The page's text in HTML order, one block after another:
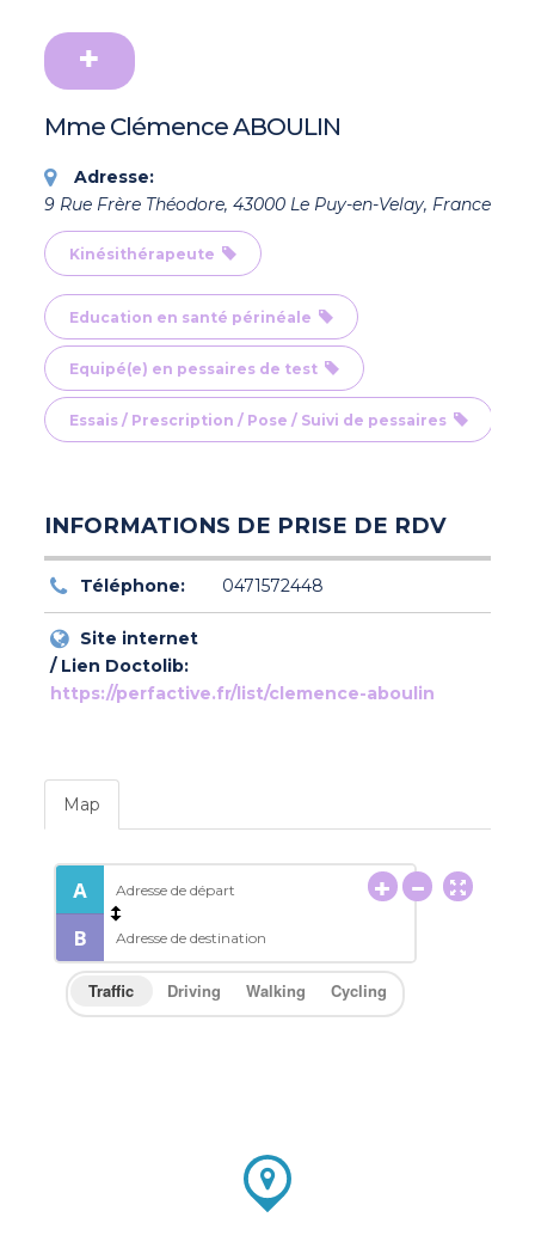
Mme Clémence ABOULIN
Adresse:
9 Rue Frère Théodore, 43000 Le Puy-en-Velay, France
Kinésithérapeute
Education en santé périnéale
Equipé(e) en pessaires de test
Essais / Prescription / Pose / Suivi de pessaires
INFORMATIONS DE PRISE DE RDV
Téléphone: 0471572448
Site internet
/ Lien Doctolib:
https://perfactive.fr/list/clemence-aboulin
Map
Traffic Driving Walking Cycling